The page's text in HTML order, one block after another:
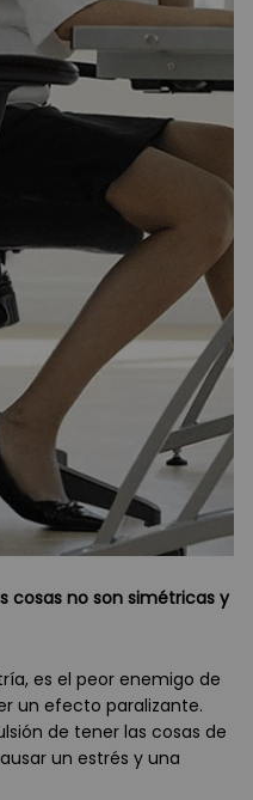
cosas no son simétricas y
es el peor enemigo de
un efecto paralizante.
de tener las cosas de
un estrés y una